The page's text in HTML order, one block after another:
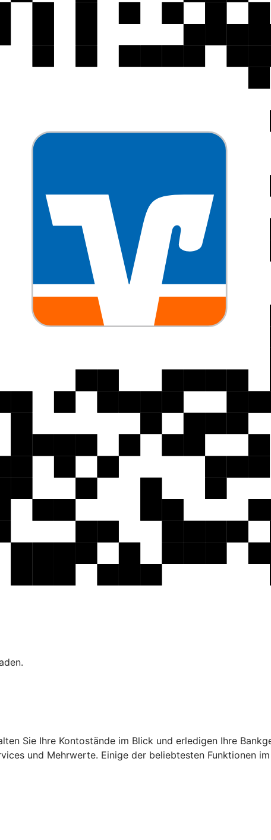
Sie Ihre Kontostände im Blick und erledigen Ihre
und Mehrwerte. Einige der beliebtesten Funktionen